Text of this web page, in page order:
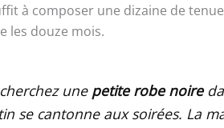
à composer une dizaine de
les douze mois.
une petite robe noire
se cantonne aux soirées. La